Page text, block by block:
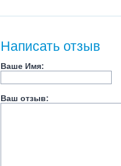
Написать отзыв
Ваше Имя:
Ваш отзыв: